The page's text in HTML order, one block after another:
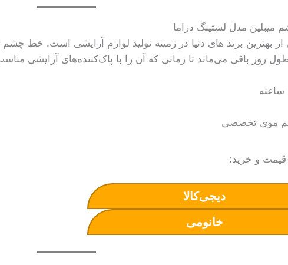
از بهترین برند های دنیا در زمینه تولید لوازم آرایشی است. خط
روز باقی می‌ماند تا زمانی که آن را با پاک‌کننده‌های آرایشی
موی تخصصی
و خرید:
دیجی‌کالا
خانومی